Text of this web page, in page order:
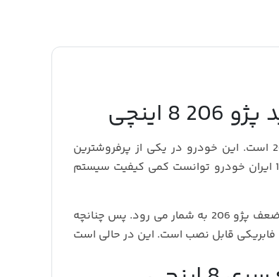
اینچی
یکی از پرطرفدارترین خودروهای تولید داخلی پژو 206 است. این خودرو در یکی از پرفروشترین
می باشد. از سال 1394 ایران خودرو توانست کمی کیفیت سیستم
اما همچنان نداشتن مانیتور داخل خودرو یکی از نقاط ضعف پژو 206 به شمار می رود. پس چنانچه
قابل نصب است. این در حالی است